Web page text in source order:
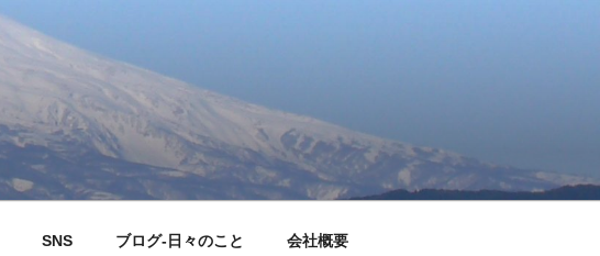
SNS ブログ-日々のこと 会社概要